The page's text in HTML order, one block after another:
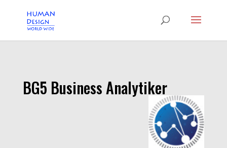
BG5 Business Analytiker